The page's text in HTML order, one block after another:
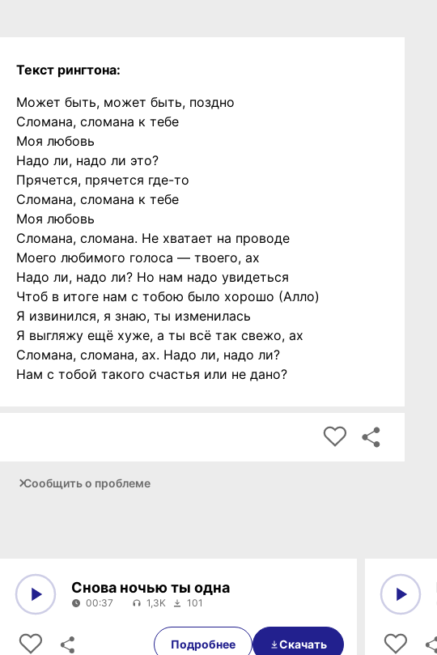
Текст рингтона:
Может быть, может быть, поздно
Сломана, сломана к тебе
Моя любовь
Надо ли, надо ли это?
Прячется, прячется где-то
Сломана, сломана к тебе
Моя любовь
Сломана, сломана. Не хватает на проводе
Моего любимого голоса — твоего, ах
Надо ли, надо ли? Но нам надо увидеться
Чтоб в итоге нам с тобою было хорошо (Алло)
Я извинился, я знаю, ты изменилась
Я выгляжу ещё хуже, а ты всё так свежо, ах
Сломана, сломана, ах. Надо ли, надо ли?
Нам с тобой такого счастья или не дано?
Сообщить о проблеме
00:37
Снова ночью ты одна
00:37 1,3K 101
Подробнее Скачать